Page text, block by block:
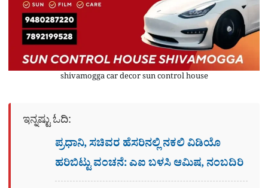
shivamogga car decor sun control house
ಇನ್ನಷ್ಟು ಓದಿ:
ಪ್ರಧಾನಿ, ಸಚಿವರ ಹೆಸರಿನಲ್ಲಿ ನಕಲಿ ವಿಡಿಯೊ
ಹರಿಬಿಟ್ಟು ವಂಚನೆ: ಎಐ ಬಳಸಿ ಆಮಿಷ, ನಂಬದಿರಿ